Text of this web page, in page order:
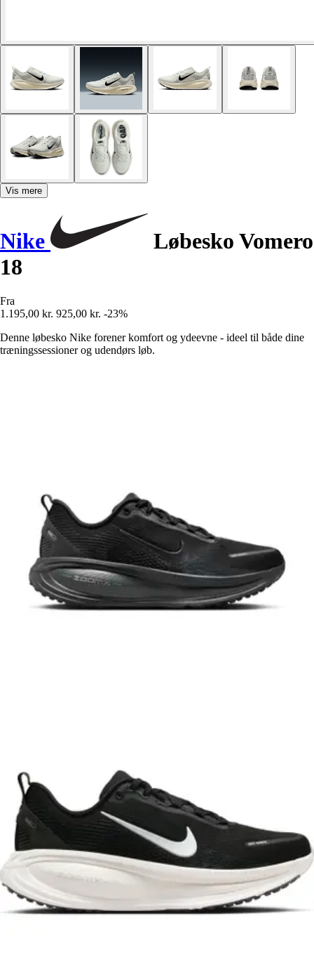
Vis mere
Nike
Løbesko Vomero
18
Fra
1.195,00 kr. 925,00 kr. -23%
Denne løbesko Nike forener komfort og ydeevne - ideel til både dine
træningssessioner og udendørs løb.